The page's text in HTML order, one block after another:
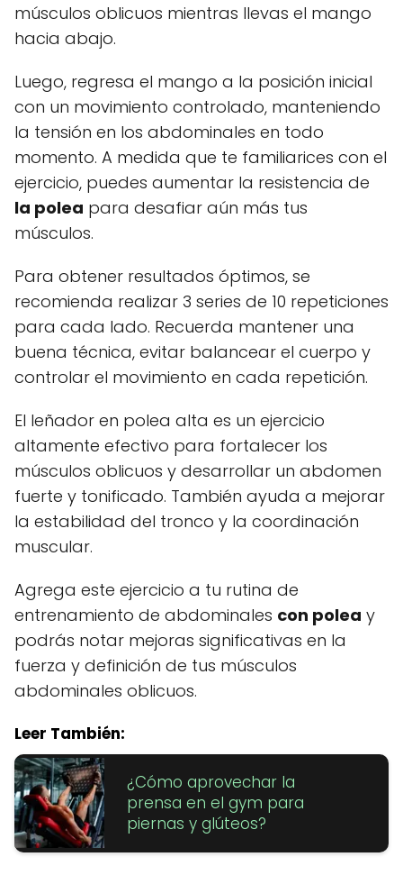
músculos oblicuos mientras llevas el mango
hacia abajo.
Luego, regresa el mango a la posición inicial
con un movimiento controlado, manteniendo
la tensión en los abdominales en todo
momento. A medida que te familiarices con el
ejercicio, puedes aumentar la resistencia de
la polea para desafiar aún más tus
músculos.
Para obtener resultados óptimos, se
recomienda realizar 3 series de 10 repeticiones
para cada lado. Recuerda mantener una
buena técnica, evitar balancear el cuerpo y
controlar el movimiento en cada repetición.
El leñador en polea alta es un ejercicio
altamente efectivo para fortalecer los
músculos oblicuos y desarrollar un abdomen
fuerte y tonificado. También ayuda a mejorar
la estabilidad del tronco y la coordinación
muscular.
Agrega este ejercicio a tu rutina de
entrenamiento de abdominales con polea y
podrás notar mejoras significativas en la
fuerza y definición de tus músculos
abdominales oblicuos.
Leer También:
¿Cómo aprovechar la
prensa en el gym para
piernas y glúteos?